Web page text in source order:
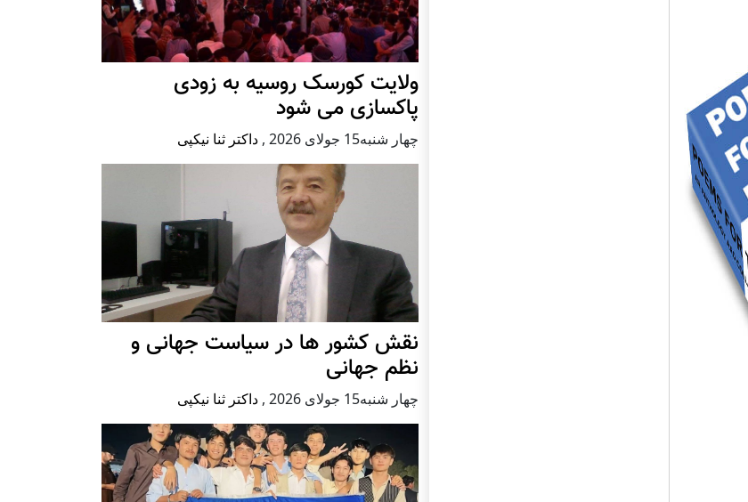
ولایت کورسک روسیه به زودی
پاکسازی می شود
چهار شنبه15 جولای 2026 , داکتر ثنا نیکپی
نقش کشور ها در سیاست جهانی و
نظم جهانی
چهار شنبه15 جولای 2026 , داکتر ثنا نیکپی